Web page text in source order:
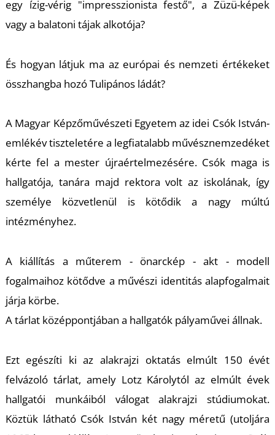
egy ízig-vérig "impresszionista festő", a Züzü-képek
vagy a balatoni tájak alkotója?
És hogyan látjuk ma az európai és nemzeti értékeket
összhangba hozóTulipános ládát?
A Magyar Képzőművészeti Egyetem az idei Csók István-
emlékév tiszteletére a legfiatalabb művésznemzedéket
kérte fel a mester újraértelmezésére. Csók maga is
hallgatója, tanára majd rektora volt az iskolának, így
személye közvetlenül is kötődik a nagy múltú
intézményhez.
A kiállítás a műterem - önarckép - akt - modell
fogalmaihoz kötődve a művészi identitás alapfogalmait
járja körbe.
A tárlat középpontjában a hallgatók pályaművei állnak.
Ezt egészíti ki az alakrajzi oktatás elmúlt 150 évét
felvázoló tárlat, amely Lotz Károlytól az elmúlt évek
hallgatói munkáiból válogat alakrajzi stúdiumokat.
Köztük látható Csók István két nagy méretű (utoljára